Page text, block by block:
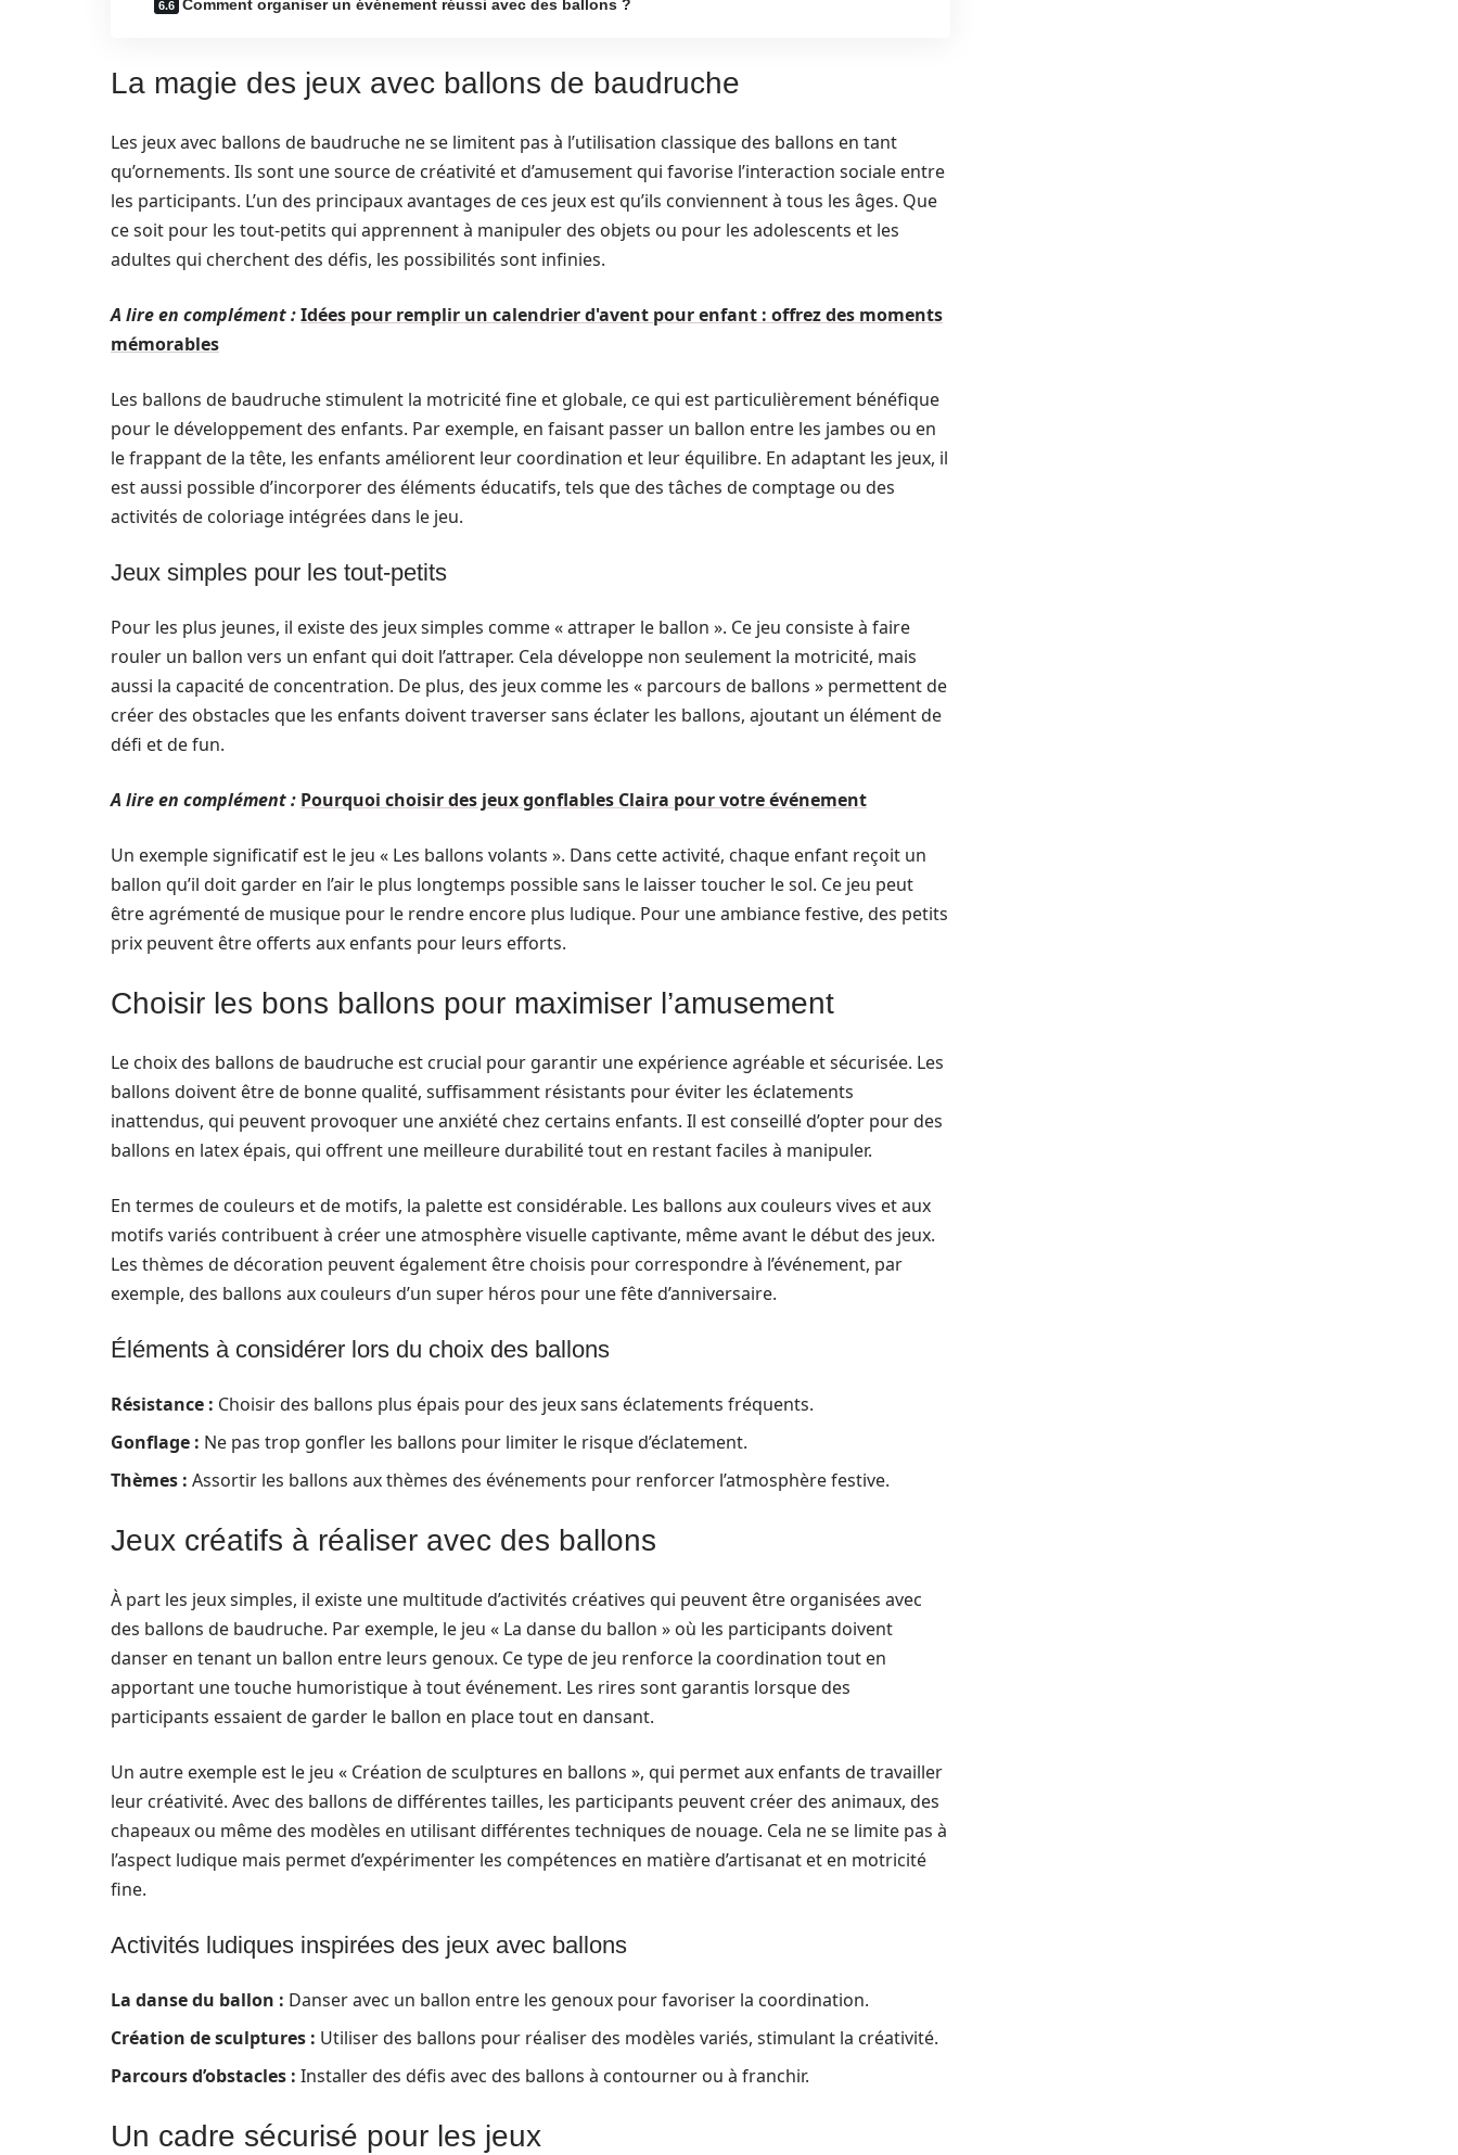
Comment organiser un événement réussi avec des ballons ?
La magie des jeux avec ballons de baudruche
Les jeux avec ballons de baudruche ne se limitent pas à l’utilisation classique des ballons en tant
qu’ornements. Ils sont une source de créativité et d’amusement qui favorise l’interaction sociale entre
les participants. L’un des principaux avantages de ces jeux est qu’ils conviennent à tous les âges. Que
ce soit pour les tout-petits qui apprennent à manipuler des objets ou pour les adolescents et les
adultes qui cherchent des défis, les possibilités sont infinies.
A lire en complément :Idées pour remplir un calendrier d'avent pour enfant : offrez des moments
mémorables
Les ballons de baudruche stimulent la motricité fine et globale, ce qui est particulièrement bénéfique
pour le développement des enfants. Par exemple, en faisant passer un ballon entre les jambes ou en
le frappant de la tête, les enfants améliorent leur coordination et leur équilibre. En adaptant les jeux, il
est aussi possible d’incorporer des éléments éducatifs, tels que des tâches de comptage ou des
activités de coloriage intégrées dans le jeu.
Jeux simples pour les tout-petits
Pour les plus jeunes, il existe des jeux simples comme « attraper le ballon ». Ce jeu consiste à faire
rouler un ballon vers un enfant qui doit l’attraper. Cela développe non seulement la motricité, mais
aussi la capacité de concentration. De plus, des jeux comme les « parcours de ballons » permettent de
créer des obstacles que les enfants doivent traverser sans éclater les ballons, ajoutant un élément de
défi et de fun.
A lire en complément : Pourquoi choisir des jeux gonflables Claira pour votre événement
Un exemple significatif est le jeu « Les ballons volants ». Dans cette activité, chaque enfant reçoit un
ballon qu’il doit garder en l’air le plus longtemps possible sans le laisser toucher le sol. Ce jeu peut
être agrémenté de musique pour le rendre encore plus ludique. Pour une ambiance festive, des petits
prix peuvent être offerts aux enfants pour leurs efforts.
Choisir les bons ballons pour maximiser l’amusement
Le choix des ballons de baudruche est crucial pour garantir une expérience agréable et sécurisée. Les
ballons doivent être de bonne qualité, suffisamment résistants pour éviter les éclatements
inattendus, qui peuvent provoquer une anxiété chez certains enfants. Il est conseillé d’opter pour des
ballons en latex épais, qui offrent une meilleure durabilité tout en restant faciles à manipuler.
En termes de couleurs et de motifs, la palette est considérable. Les ballons aux couleurs vives et aux
motifs variés contribuent à créer une atmosphère visuelle captivante, même avant le début des jeux.
Les thèmes de décoration peuvent également être choisis pour correspondre à l’événement, par
exemple, des ballons aux couleurs d’un super héros pour une fête d’anniversaire.
Éléments à considérer lors du choix des ballons
Résistance : Choisir des ballons plus épais pour des jeux sans éclatements fréquents.
Gonflage : Ne pas trop gonfler les ballons pour limiter le risque d’éclatement.
Thèmes : Assortir les ballons aux thèmes des événements pour renforcer l’atmosphère festive.
Jeux créatifs à réaliser avec des ballons
À part les jeux simples, il existe une multitude d’activités créatives qui peuvent être organisées avec
des ballons de baudruche. Par exemple, le jeu « La danse du ballon » où les participants doivent
danser en tenant un ballon entre leurs genoux. Ce type de jeu renforce la coordination tout en
apportant une touche humoristique à tout événement. Les rires sont garantis lorsque des
participants essaient de garder le ballon en place tout en dansant.
Un autre exemple est le jeu « Création de sculptures en ballons », qui permet aux enfants de travailler
leur créativité. Avec des ballons de différentes tailles, les participants peuvent créer des animaux, des
chapeaux ou même des modèles en utilisant différentes techniques de nouage. Cela ne se limite pas à
l’aspect ludique mais permet d’expérimenter les compétences en matière d’artisanat et en motricité
fine.
Activités ludiques inspirées des jeux avec ballons
La danse du ballon : Danser avec un ballon entre les genoux pour favoriser la coordination.
Création de sculptures : Utiliser des ballons pour réaliser des modèles variés, stimulant la créativité.
Parcours d’obstacles : Installer des défis avec des ballons à contourner ou à franchir.
Un cadre sécurisé pour les jeux